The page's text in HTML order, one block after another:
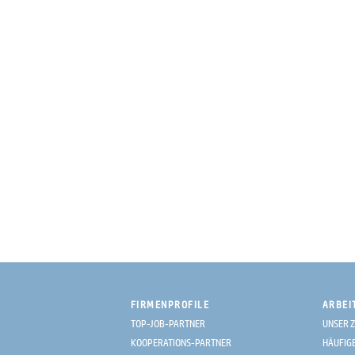
FIRMENPROFILE
TOP-JOB-PARTNER
KOOPERATIONS-PARTNER
UNSER